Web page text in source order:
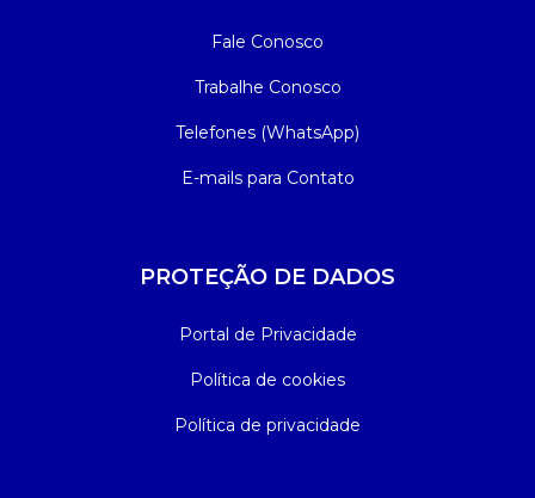
Fale Conosco
Trabalhe Conosco
Telefones (WhatsApp)
E-mails para Contato
PROTEÇÃO DE DADOS
Portal de Privacidade
Política de cookies
Política de privacidade